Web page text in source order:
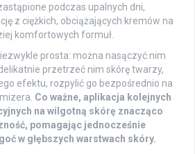
podczas upalnych dni,
z ciężkich, obciążających kremów na
komfortowych formuł.
prosta: można nasączyć nim
przetrzeć nim skórę twarzy,
efektu, rozpylić go bezpośrednio na
Co ważne, aplikacja kolejnych
na wilgotną skórę znacząco
pomagając jednocześnie
w głębszych warstwach skóry.